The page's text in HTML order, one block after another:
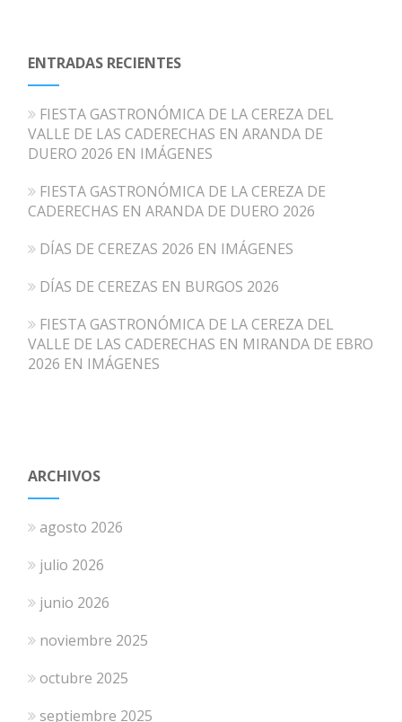
ENTRADAS RECIENTES
FIESTA GASTRONÓMICA DE LA CEREZA DEL
VALLE DE LAS CADERECHAS EN ARANDA DE
DUERO 2026 EN IMÁGENES
FIESTA GASTRONÓMICA DE LA CEREZA DE
CADERECHAS EN ARANDA DE DUERO 2026
DÍAS DE CEREZAS 2026 EN IMÁGENES
DÍAS DE CEREZAS EN BURGOS 2026
FIESTA GASTRONÓMICA DE LA CEREZA DEL
VALLE DE LAS CADERECHAS EN MIRANDA DE EBRO
2026 EN IMÁGENES
ARCHIVOS
agosto 2026
julio 2026
junio 2026
noviembre 2025
octubre 2025
septiembre 2025